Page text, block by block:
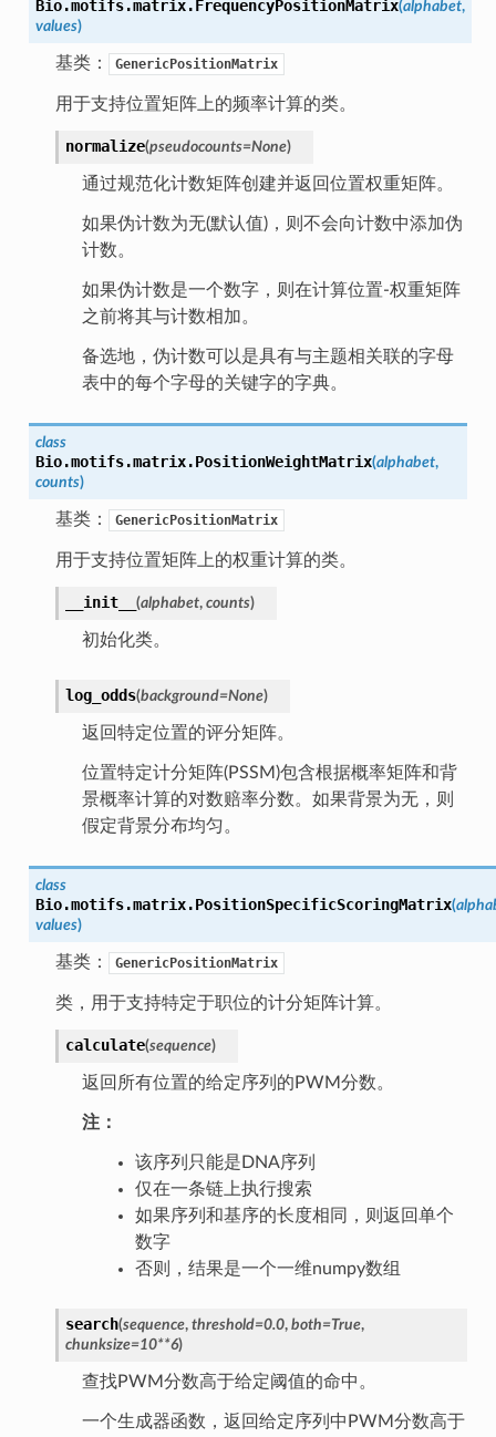
Bio.motifs.matrix. FrequencyPositionMatrix(alphabet,
values)
基类： GenericPositionMatrix
用于支持位置矩阵上的频率计算的类。
normalize(pseudocounts=None)
通过规范化计数矩阵创建并返回位置权重矩阵。
如果伪计数为无(默认值)，则不会向计数中添加伪
计数。
如果伪计数是一个数字，则在计算位置-权重矩阵
之前将其与计数相加。
备选地，伪计数可以是具有与主题相关联的字母
表中的每个字母的关键字的字典。
class
Bio.motifs.matrix.PositionWeightMatrix(alphabet,
counts)
基类： GenericPositionMatrix
用于支持位置矩阵上的权重计算的类。
__init__ (alphabet, counts)
初始化类。
log_odds(background=None)
返回特定位置的评分矩阵。
位置特定计分矩阵(PSSM)包含根据概率矩阵和背
景概率计算的对数赔率分数。如果背景为无，则
假定背景分布均匀。
class
Bio.motifs.matrix.PositionSpecificScoringMatrix(
values)
基类： GenericPositionMatrix
类，用于支持特定于职位的计分矩阵计算。
calculate(sequence)
返回所有位置的给定序列的PWM分数。
注：
该序列只能是DNA序列
仅在一条链上执行搜索
如果序列和基序的长度相同，则返回单个
数字
否则，结果是一个一维numpy数组
search(sequence, threshold=0.0, both=True,
chunksize=10**6)
查找PWM分数高于给定阈值的命中。
一个生成器函数，返回给定序列中PWM分数高于